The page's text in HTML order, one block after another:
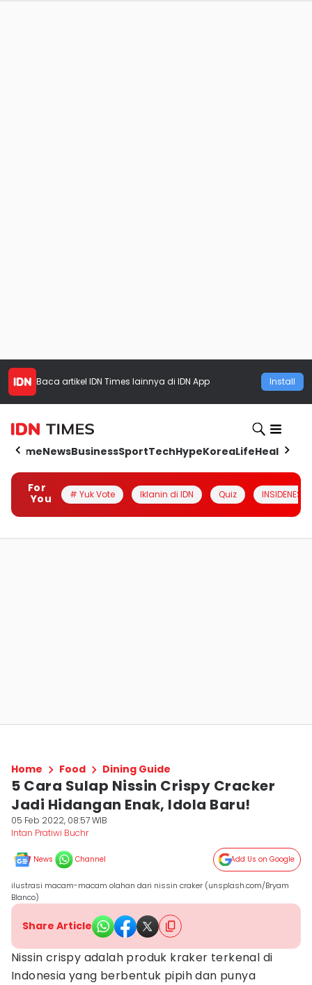
Baca artikel IDN Times lainnya di IDN App Install
HomeNewsBusinessSportTechHypeKoreaLifeHealth
For
You
# Yuk Vote Iklanin di IDN Quiz INSIDENESIA
Home Food Dining Guide
5 Cara Sulap Nissin Crispy Cracker
Jadi Hidangan Enak, Idola Baru!
05 Feb 2022, 08:57 WIB
Intan Pratiwi Buchr
News Channel Add Us on Google
ilustrasi macam-macam olahan dari nissin craker (unsplash.com/Bryam
Blanco)
Share Article
Nissin crispy adalah produk kraker terkenal di
Indonesia yang berbentuk pipih dan punya